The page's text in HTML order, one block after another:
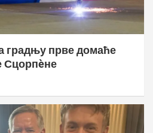
градњу прве домаће
Сцорпèне